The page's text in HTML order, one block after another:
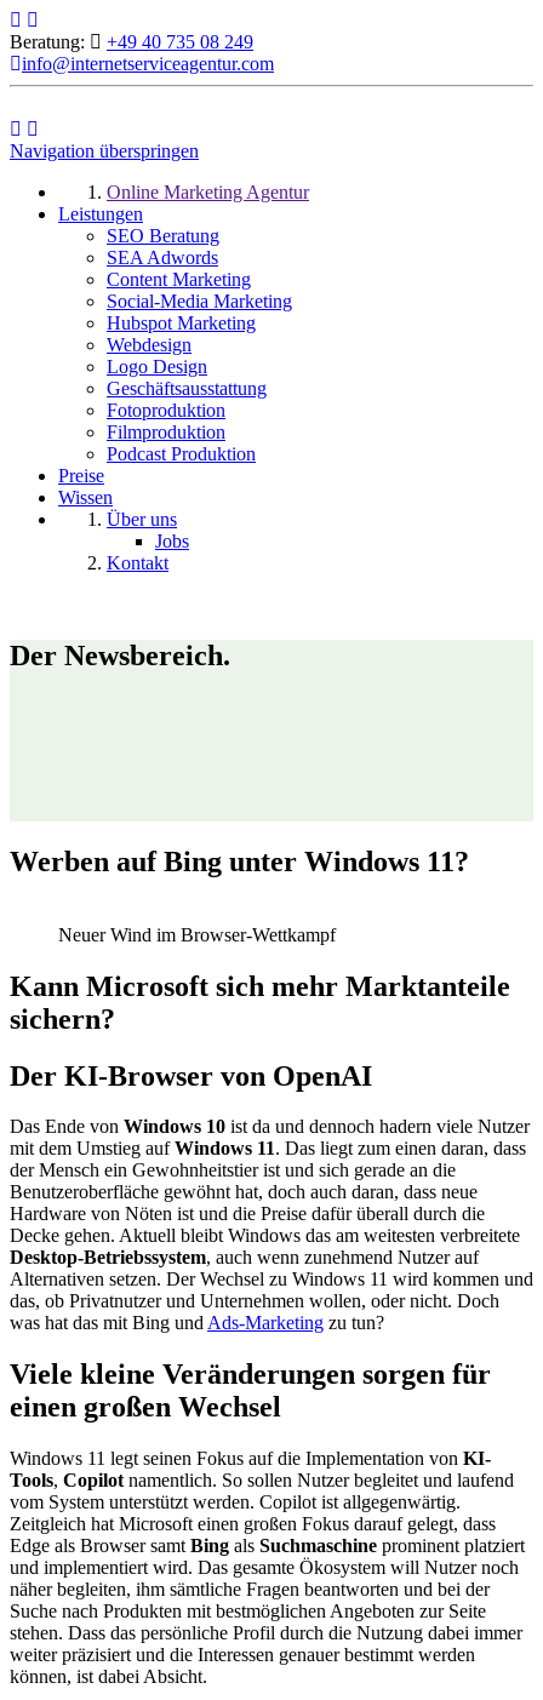
Beratung:
+49 40 735 08 249
info@internetserviceagentur.com
Navigation überspringen
Online Marketing Agentur
Leistungen
SEO Beratung
SEA Adwords
Content Marketing
Social-Media Marketing
Hubspot Marketing
Webdesign
Logo Design
Geschäftsausstattung
Fotoproduktion
Filmproduktion
Podcast Produktion
Preise
Wissen
Über uns
Jobs
Kontakt
Der Newsbereich.
Werben auf Bing unter Windows 11?
Neuer Wind im Browser-Wettkampf
Kann Microsoft sich mehr Marktanteile
sichern?
Der KI-Browser von OpenAI
Das Ende von Windows 10 ist da und dennoch hadern viele Nutzer
mit dem Umstieg aufWindows 11. Das liegt zum einen daran, dass
der Mensch ein Gewohnheitstier ist und sich gerade an die
Benutzeroberfläche gewöhnt hat, doch auch daran, dass neue
Hardware von Nöten ist und die Preise dafür überall durch die
Decke gehen. Aktuell bleibt Windows das am weitesten verbreitete
Desktop-Betriebssystem, auch wenn zunehmend Nutzer auf
Alternativen setzen. Der Wechsel zu Windows 11 wird kommen und
das, ob Privatnutzer und Unternehmen wollen, oder nicht. Doch
was hat das mit Bing undAds-Marketing zu tun?
Viele kleine Veränderungen sorgen für
einen großen Wechsel
Windows 11 legt seinen Fokus auf die Implementation von KI-
Tools, Copilot namentlich. So sollen Nutzer begleitet und laufend
vom System unterstützt werden. Copilot ist allgegenwärtig.
Zeitgleich hat Microsoft einen großen Fokus darauf gelegt, dass
Edge als Browser samt Bing als Suchmaschine prominent platziert
und implementiert wird. Das gesamte Ökosystem will Nutzer noch
näher begleiten, ihm sämtliche Fragen beantworten und bei der
Suche nach Produkten mit bestmöglichen Angeboten zur Seite
stehen. Dass das persönliche Profil durch die Nutzung dabei immer
weiter präzisiert und die Interessen genauer bestimmt werden
können, ist dabei Absicht.